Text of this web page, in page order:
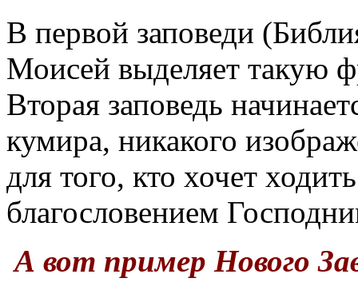
В первой заповеди
Моисей выделяет такую
Вторая заповедь
кумира, никакого
для того, кто хочет
благословением
А вот пример Нового